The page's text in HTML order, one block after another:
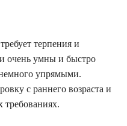
терпения и
очень умны и быстро
упрямыми.
с раннего возраста и
требованиях.